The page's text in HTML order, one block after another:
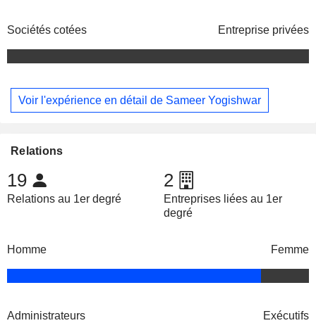
Sociétés cotées Entreprise privées
Voir l'expérience en détail de Sameer Yogishwar
Relations
19
Relations au 1er degré
2
Entreprises liées au 1er
degré
Homme Femme
Administrateurs Exécutifs